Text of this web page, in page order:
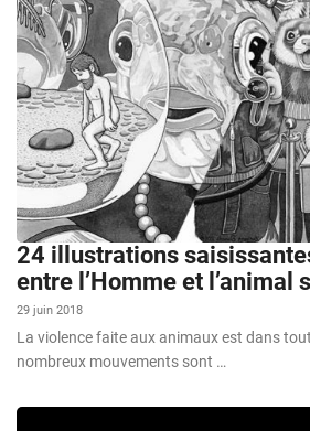
24 illustrations
entre l’Homme et l’animal
29 juin 2018
La violence faite aux animaux est dans
nombreux mouvements sont …